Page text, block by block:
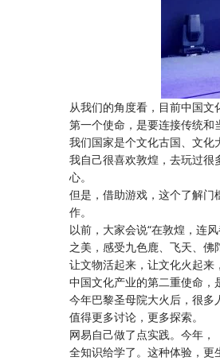
从我们的角度看，目前中国文
第一个使命，是要连接传统和
我们国家是个文化古国、文化
我自己很喜欢敦煌，去玩过
心。
但是，借助游戏，这个了解
作。
以前，大家会说“在敦煌，连
之美，感受九色鹿、飞天、佛
让文物活起来，让文化火起来
中国文化产业的第二重使命，
今年巴黎圣母院大火后，很多
值得更多讨论，更多探索。
网易自己做了点实践。今年
全知识给学了。这种体验，更